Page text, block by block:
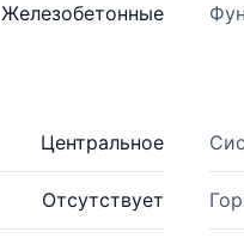
Железобетонные
Центральное
Отсутствует